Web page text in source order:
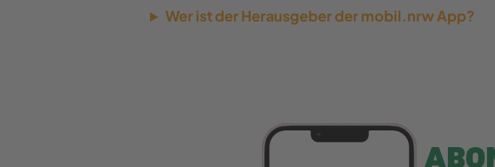
Wer ist der Herausgeber der mobil.nrw App?